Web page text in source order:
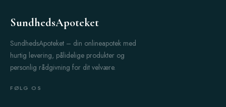
den anbefalede dosis og konsultere en læge, hvis symptomerne
fortsætter.
En anden populær medicin erAsacol
til behandling af inflammatoriske tarmsygdomme såsom
SundhedsApoteket
SundhedsApoteket – din onlineapotek med
hurtig levering, pålidelige produkter og
personlig rådgivning for dit velvære.
FØLG OS